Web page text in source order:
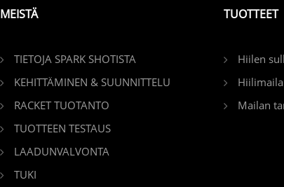
MEISTÄ
TIETOJA SPARK SHOTISTA
KEHITTÄMINEN & SUUNNITTELU
RACKET TUOTANTO
TUOTTEEN TESTAUS
LAADUNVALVONTA
TUKI
TUOTTEET
Hiilen
Hiilimaila
Mailan